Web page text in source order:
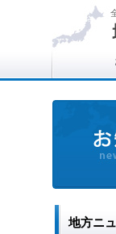
地方ニ